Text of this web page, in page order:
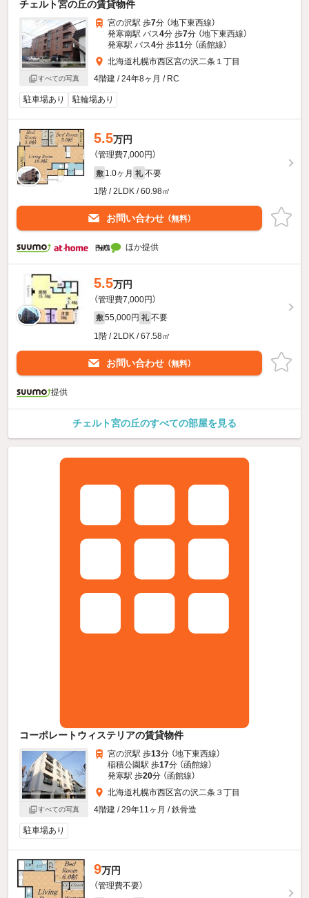
チェルト宮の丘の賃貸物件
すべての写真
宮の沢駅 歩7分 （地下東西線）
発寒南駅 バス4分 歩7分 （地下東西線）
発寒駅 バス4分 歩11分 （函館線）
北海道札幌市西区宮の沢二条１丁目
4階建 / 24年8ヶ月 / RC
駐車場あり 駐輪場あり
5.5万円
（管理費7,000円）
敷 1.0ヶ月 礼 不要
1階 / 2LDK / 60.98㎡
お問い合わせ （無料）
ほか提供
5.5万円
（管理費7,000円）
敷 55,000円 礼 不要
1階 / 2LDK / 67.58㎡
お問い合わせ （無料）
提供
チェルト宮の丘のすべての部屋を見る
コーポレートウィステリアの賃貸物件
すべての写真
宮の沢駅 歩13分 （地下東西線）
稲積公園駅 歩17分 （函館線）
発寒駅 歩20分 （函館線）
北海道札幌市西区宮の沢二条３丁目
4階建 / 29年11ヶ月 / 鉄骨造
駐車場あり
9万円
（管理費不要）